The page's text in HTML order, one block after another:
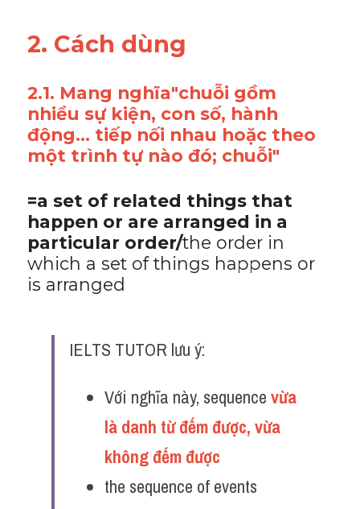
2. Cách dùng
2.1. Mang nghĩa"chuỗi gồm
nhiều sự kiện, con số, hành
động... tiếp nối nhau hoặc theo
một trình tự nào đó; chuỗi"
=a set of related things that
happen or are arranged in a
particular order/the order in
which a set of things happens or
is arranged
IELTS TUTOR lưu ý:
Với nghĩa này, sequence vừa
là danh từ đếm được, vừa
không đếm được
the sequence of events